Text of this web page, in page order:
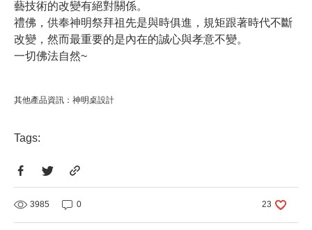
藝技術的改變有絕對關係。
禮佛，供奉神明祭拜祖先是與時俱進，規矩跟著時代不斷
改變，然而最重要的是內在的誠心與孝意不變。
一切佛法自然~
其他產品資訊： 神明桌設計
Tags:
3985 0 23